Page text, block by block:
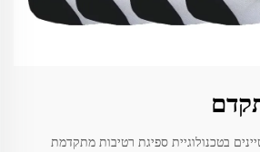
בטכנולוגיית ספיגת רטיבות מתקדמת